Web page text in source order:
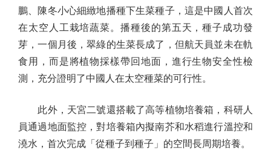
鵬、陳冬小心細緻地播種下生菜種子，這是中國人首次
在太空人工栽培蔬菜。播種後的第五天，種子成功發
芽，一個月後，翠綠的生菜長成了，但航天員並未在軌
食用，而是將植物採樣帶回地面，進行生物安全性檢
測，充分證明了中國人在太空種菜的可行性。
此外，天宮二號還搭載了高等植物培養箱，科研人
員通過地面監控，對培養箱內擬南芥和水稻進行溫控和
澆水，首次完成「從種子到種子」的空間長周期培養。